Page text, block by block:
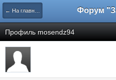
← На главную
Профиль mosendz94